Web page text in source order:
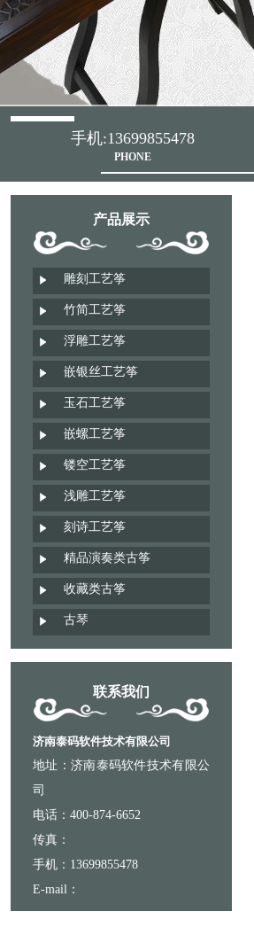
手机:13699855478
PHONE
产品展示
雕刻工艺筝
竹简工艺筝
浮雕工艺筝
嵌银丝工艺筝
玉石工艺筝
嵌螺工艺筝
镂空工艺筝
浅雕工艺筝
刻诗工艺筝
精品演奏类古筝
收藏类古筝
古琴
联系我们
济南泰码软件技术有限公司
地址：济南泰码软件技术有限公
司
电话：400-874-6652
传真：
手机：13699855478
E-mail：